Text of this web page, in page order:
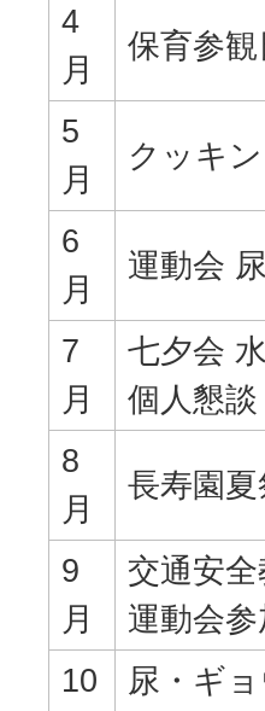
4
月
保育参
5
月
クッキ
6
月
運動会
7
月
七夕会
個人懇
8
月
長寿園
9
月
交通安
運動会
10
尿・ギ